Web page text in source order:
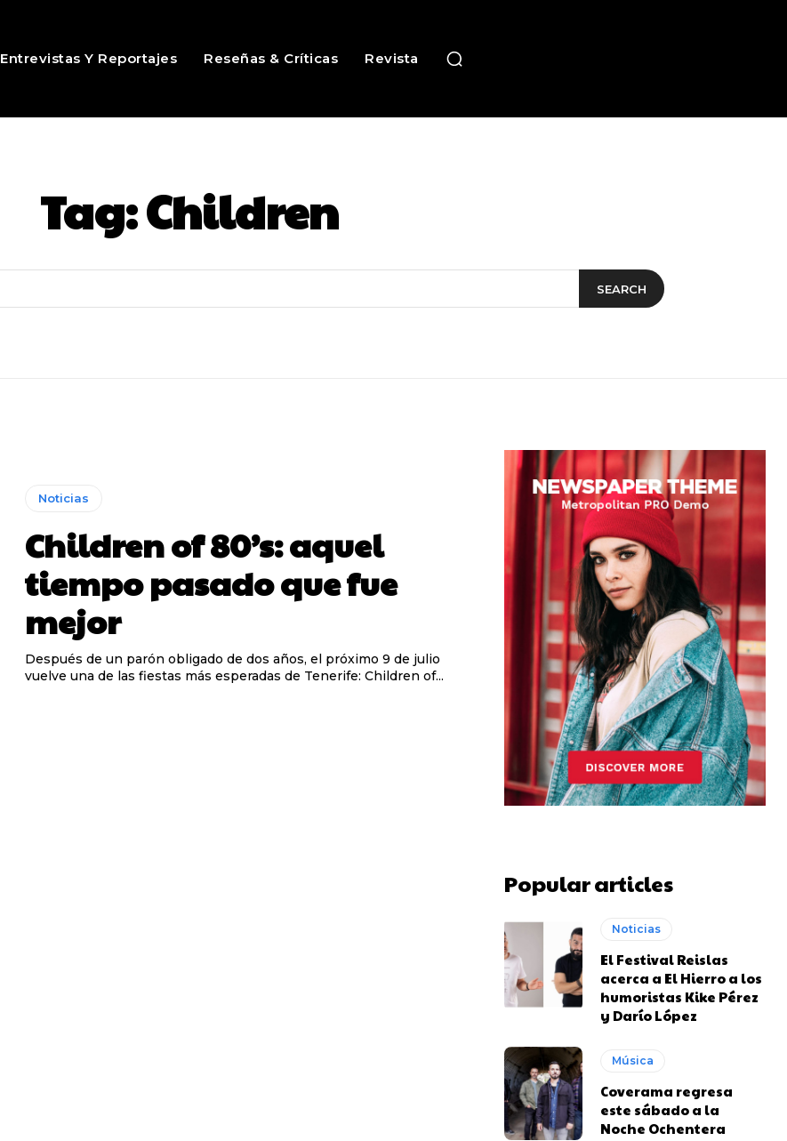
Entrevistas Y Reportajes Reseñas & Críticas Revista
Tag:Children
SEARCH
Noticias
Children of 80’s: aquel
tiempo pasado que fue
mejor
Después de un parón obligado de dos años, el próximo 9 de julio
vuelve una de las fiestas más esperadas de Tenerife: Children of...
Popular articles
Noticias
El Festival Reislas
acerca a El Hierro a los
humoristas Kike Pérez
y Darío López
Música
Coverama regresa
este sábado a la
Noche Ochentera